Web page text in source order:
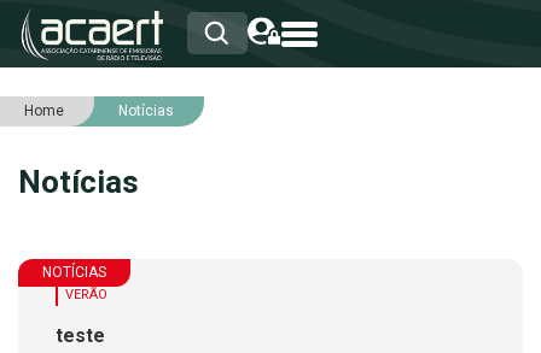
HOME
ASSOCIADOS
NOTÍCIAS
SERVIÇOS
Home Notícias
Notícias
NOTÍCIAS
VERÃO
teste